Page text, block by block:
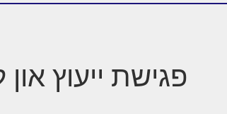
פגישת ייעוץ און